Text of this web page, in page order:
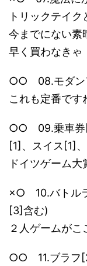
トリックテイ
今までにない素
早く買わなきゃ
○○ 08.モダン
これも定番です
○○ 09.乗車券
[1]、スイス[1]
ドイツゲーム大
×○ 10.バトル
[3]含む)
２人ゲームがこ
○○ 11.ブラフ